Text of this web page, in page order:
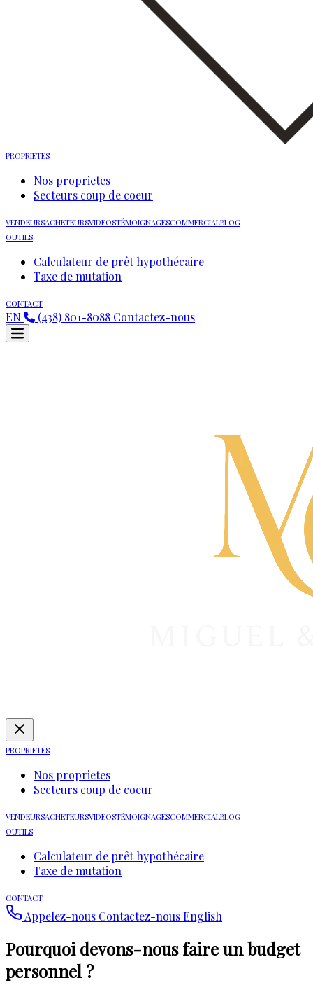
PROPRIETES
Nos proprietes
Secteurs coup de coeur
VENDEURSACHETEURSVIDEOSTÉMOIGNAGESCOMMERCIALBLOG
OUTILS
Calculateur de prêt hypothécaire
Taxe de mutation
CONTACT
EN (438) 801-8088 Contactez-nous
PROPRIETES
Nos proprietes
Secteurs coup de coeur
VENDEURSACHETEURSVIDEOSTÉMOIGNAGESCOMMERCIALBLOG
OUTILS
Calculateur de prêt hypothécaire
Taxe de mutation
CONTACT
Appelez-nous Contactez-nousEnglish
Pourquoi devons-nous faire un budget
personnel ?